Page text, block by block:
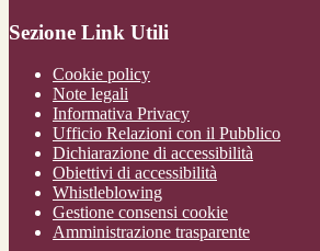
Sezione Link Utili
Cookie policy
Note legali
Informativa Privacy
Ufficio Relazioni con il Pubblico
Dichiarazione di accessibilità
Obiettivi di accessibilità
Whistleblowing
Gestione consensi cookie
Amministrazione trasparente